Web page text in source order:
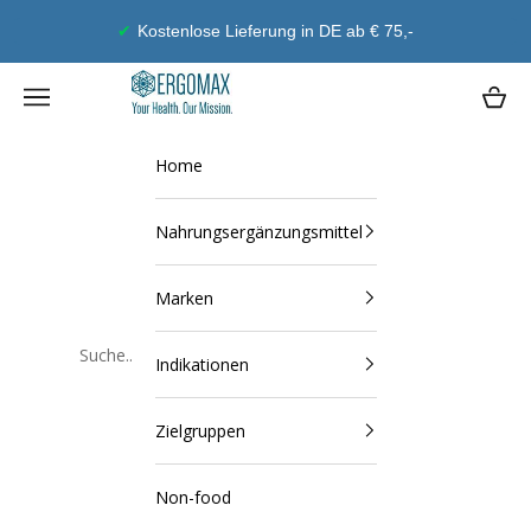
Kostenlose Lieferung in DE ab € 75,-
Ergomax
Navigationsmenü öffnen
Home
Nahrungsergänzungsmittel
Marken
Indikationen
Zielgruppen
Non-food